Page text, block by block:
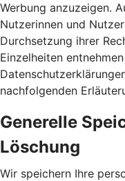
Werbung anzuzeigen.
Nutzerinnen und
Durchsetzung ihrer
Einzelheiten
nachfolgenden
Generelle
Löschung
Wir speichern Ihre